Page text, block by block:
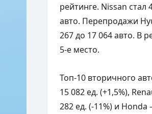
рейтинге. Nissan
авто. Перепродажи
267 до 17 064 авто. В
5-е место.
Топ-10 вторичного
15 082 ед. (+1,5%),
282 ед. (-11%) и Honda